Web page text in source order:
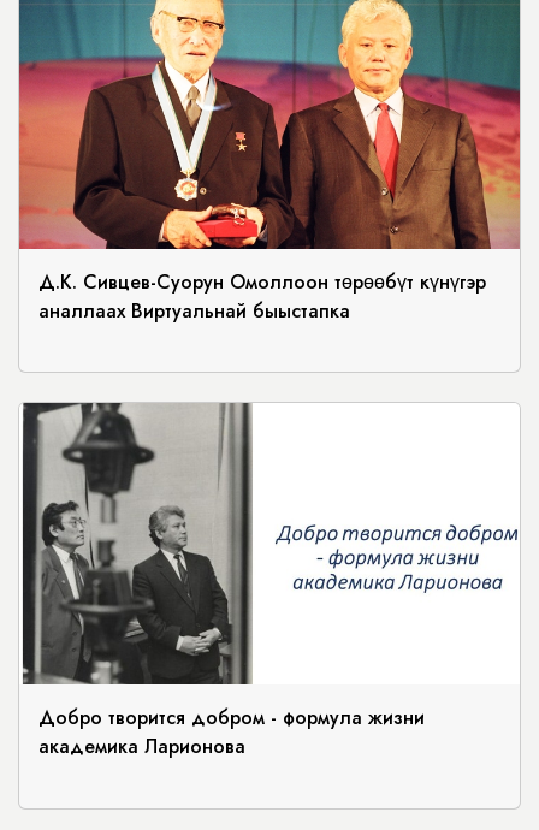
Д.К. Сивцев-Суорун Омоллоон төрөөбүт күнүгэр
аналлаах Виртуальнай быыстапка
Добро творится добром - формула жизни
академика Ларионова